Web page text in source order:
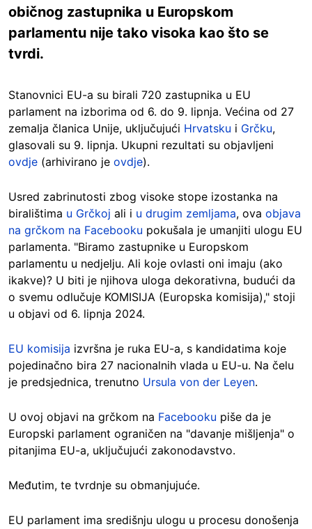
običnog zastupnika u Europskom
parlamentu nije tako visoka kao što se
tvrdi.
Stanovnici EU-a su birali 720 zastupnika u EU
parlament na izborima od 6. do 9. lipnja. Većina od 27
zemalja članica Unije, uključujući Hrvatsku i Grčku,
glasovali su 9. lipnja. Ukupni rezultati su objavljeni
ovdje (arhivirano je ovdje).
Usred zabrinutosti zbog visoke stope izostanka na
biralištima u Grčkoj ali i u drugim zemljama, ova objava
na grčkom na Facebooku pokušala je umanjiti ulogu EU
parlamenta. "Biramo zastupnike u Europskom
parlamentu u nedjelju. Ali koje ovlasti oni imaju (ako
ikakve)? U biti je njihova uloga dekorativna, budući da
o svemu odlučuje KOMISIJA (Europska komisija)," stoji
u objavi od 6. lipnja 2024.
EU komisija izvršna je ruka EU-a, s kandidatima koje
pojedinačno bira 27 nacionalnih vlada u EU-u. Na čelu
je predsjednica, trenutno Ursula von der Leyen.
U ovoj objavi na grčkom na Facebooku piše da je
Europski parlament ograničen na "davanje mišljenja" o
pitanjima EU-a, uključujući zakonodavstvo.
Međutim, te tvrdnje su obmanjujuće.
EU parlament ima središnju ulogu u procesu donošenja